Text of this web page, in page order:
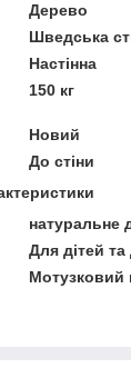
Дерево
Шведська
Настінна
150 кг
Новий
До стіни
натуральне
Для дітей
Мотузковий